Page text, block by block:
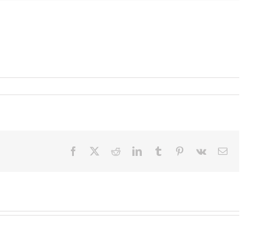
Facebook RedditLinkedInTumblr Pinterest
Vk Email